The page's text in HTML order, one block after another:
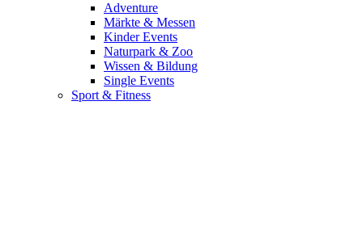
Adventure
Märkte & Messen
Kinder Events
Naturpark & Zoo
Wissen & Bildung
Single Events
Sport & Fitness